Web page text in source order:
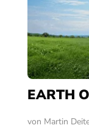
EARTH
von Martin